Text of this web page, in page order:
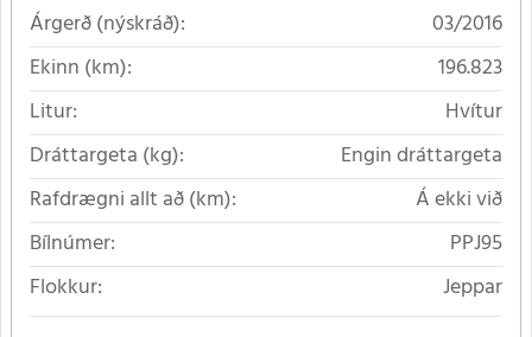
Árgerð (nýskráð):
03/2016
Ekinn (km):
196.823
Litur:
Hvítur
Dráttargeta (kg):
Engin dráttargeta
Rafdrægni allt að (km):
Á ekki við
Bílnúmer:
PPJ95
Flokkur:
Jeppar